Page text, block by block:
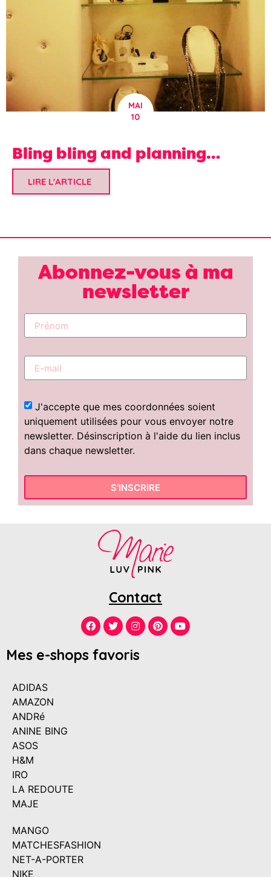
MAI
10
Bling bling and planning…
LIRE L'ARTICLE
Abonnez-vous à ma
newsletter
J'accepte que mes coordonnées soient
uniquement utilisées pour vous envoyer notre
newsletter. Désinscription à l'aide du lien inclus
dans chaque newsletter.
S'INSCRIRE
Contact
Mes e-shops favoris
ADIDAS
AMAZON
ANDRé
ANINE BING
ASOS
H&M
IRO
LA REDOUTE
MAJE
MANGO
MATCHESFASHION
NET-A-PORTER
NIKE